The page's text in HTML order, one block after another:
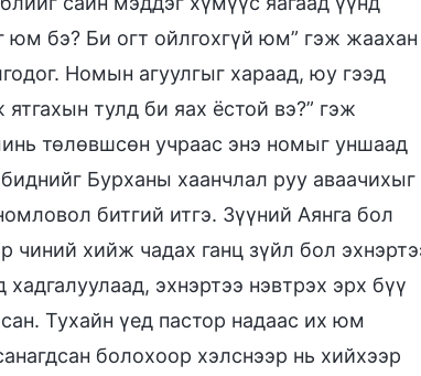
юм бэ? Би огт ойлгохгүй юм” гэж жаахан
Номын агуулгыг хараад, юу гээд
тулд би яах ёстой вэ?” гэж
төлөвшсөн учраас энэ номыг уншаад
Бурханы хаанчлал руу аваачихыг
битгий итгэ. Зүүний Аянга бол
чиний хийж чадах ганц зүйл бол
эхнэртээ нэвтрэх эрх бүү
Тухайн үед пастор надаас их юм
болохоор хэлснээр нь хийхээр